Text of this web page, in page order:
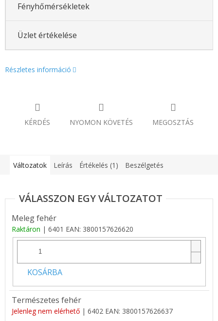
Fényhőmérsékletek
Üzlet értékelése
Részletes információ
KÉRDÉS NYOMON KÖVETÉS MEGOSZTÁS
Változatok Leírás Értékelés (1) Beszélgetés
Meleg fehér
Raktáron | 6401 EAN: 3800157626620
KOSÁRBA
Természetes fehér
Jelenleg nem elérhető | 6402 EAN: 3800157626637